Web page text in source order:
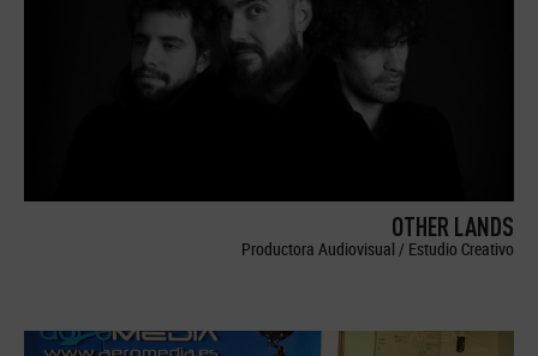
OTHER LANDS
Productora Audiovisual / Estudio Creativo